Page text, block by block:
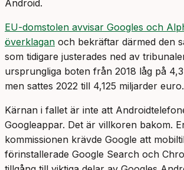
Android.
EU-domstolen avvisar Googles och
överklagan och bekräftar därmed den
som tidigare justerades ned av
ursprungliga boten från 2018 låg på
men sattes 2022 till 4,125 miljarder euro.
Kärnan i fallet är inte att
Googleappar. Det är villkoren bakom.
kommissionen krävde Google att
förinstallerade Google Search och